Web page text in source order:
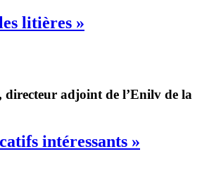
litières »
directeur adjoint de l’Enilv de la
intéressants »